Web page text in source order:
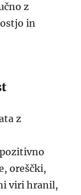
z
in
z
oreščki,
viri hranil,